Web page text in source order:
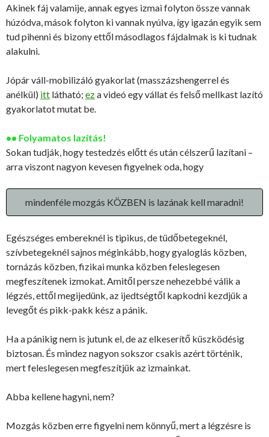
Akinek fáj valamije, annak egyes izmai folyton össze vannak
húzódva, mások folyton ki vannak nyúlva, így igazán egyik sem
tud pihenni és bizony ettől másodlagos fájdalmak is ki tudnak
alakulni.
Jópár váll-mobilizáló gyakorlat (masszázshengerrel és
anélkül) itt látható; eza videó egy vállat és felső mellkast lazító
gyakorlatot mutat be.
•• Folyamatos lazítás!
Sokan tudják, hogy testedzés előtt és után célszerű lazítani –
arra viszont nagyon kevesen figyelnek oda, hogy
mindenféle mozgás KÖZBEN is lazának kell maradni!
Egészséges embereknél is tipikus, de tüdőbetegeknél,
szívbetegeknél sajnos méginkább, hogy gyaloglás közben,
tornázás közben, fizikai munka közben feleslegesen
megfeszítenek izmokat. Amitől persze nehezebbé válik a
légzés, ettől megijedünk, az ijedtségtől kapkodni kezdjük a
levegőt és pikk-pakk kész a pánik.
Ha a pánikig nem is jutunk el, de az elkeserítő küszködésig
biztosan. És mindez nagyon sokszor csakis azért történik,
mert feleslegesen megfeszítjük az izmainkat.
Abba kellene hagyni, nem?
Mozgás közben erre figyelni nem könnyű, mert a légzésre is